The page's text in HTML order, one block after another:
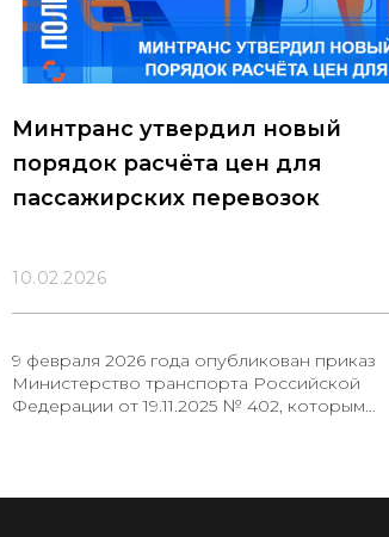
Минтранс утвердил новый
порядок расчёта цен для
пассажирских перевозок
10.02.2026
9 февраля 2026 года опубликован приказ
Министерство транспорта Российской
Федерации от 19.11.2025 № 402, которым
автомобильным транспортом и городским